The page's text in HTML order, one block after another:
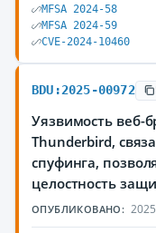
MFSA 2024-58
MFSA 2024-59
CVE-2024-10460
BDU:2025-00972
Уязвимость веб-
Thunderbird,
спуфинга,
целостность
ОПУБЛИКОВАНО: